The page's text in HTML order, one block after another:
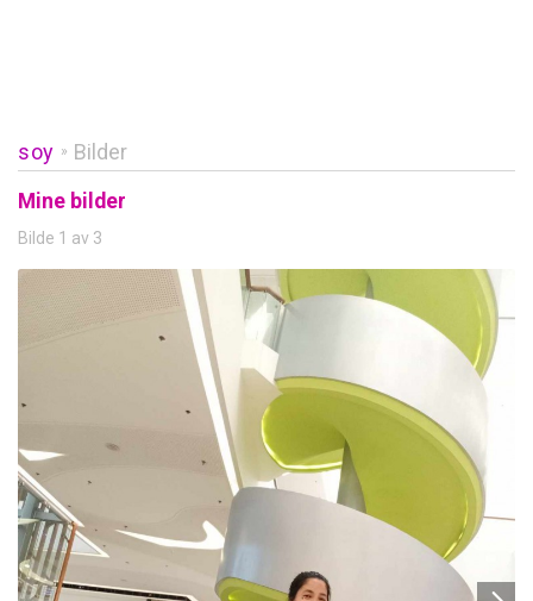
soy » Bilder
Mine bilder
Bilde 1 av 3